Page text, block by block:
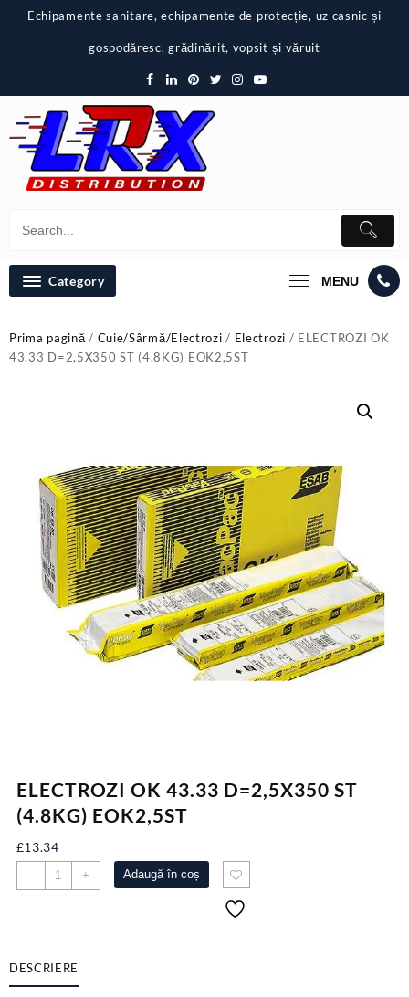
Echipamente sanitare, echipamente de protecție, uz casnic și
gospodăresc, grădinărit, vopsit și văruit
Category MENU
Prima pagină/ Cuie/Sârmă/Electrozi / Electrozi / ELECTROZI OK
43.33 D=2,5X350 ST (4.8KG) EOK2,5ST
ELECTROZI OK 43.33 D=2,5X350 ST
(4.8KG) EOK2,5ST
£13.34
-
Cantitate
ELECTROZI
ST
(4.8KG)
+ Adaugă în coș
DESCRIERE